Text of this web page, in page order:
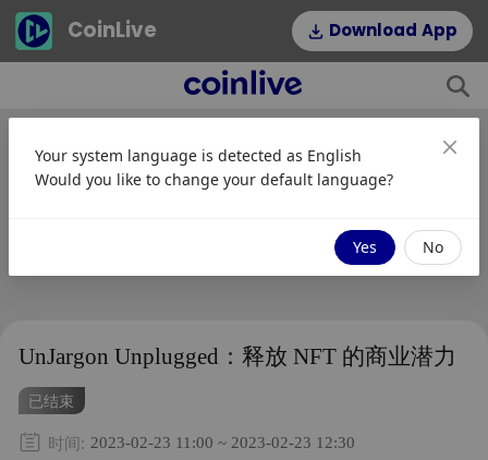
CoinLive Download App
UnJargon Unplugged：释放 NFT 的商业潜力
已结束
时间: 2023-02-23 11:00 ~ 2023-02-23 12:30
Your system language is detected as English
Would you like to change your default language?
Yes No